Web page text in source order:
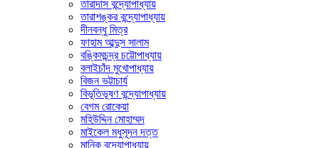
তারাদাস বন্দ্যোপাধ্যায়
তারাশঙ্কর বন্দ্যোপাধ্যায়
দীনবন্ধু মিত্র
ফাহাম আব্দুস সালাম
বঙ্কিমচন্দ্র চট্টোপাধ্যায়
বলাইচাঁদ মুখোপাধ্যায়
বিজন ভট্টাচার্য
বিভূতিভূষণ বন্দ্যোপাধ্যায়
বেগম রোকেয়া
মহিউদ্দিন মোহাম্মদ
মাইকেল মধুসূদন দত্ত
মানিক বন্দ্যোপাধ্যায়